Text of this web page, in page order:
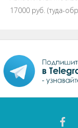
17000 руб. (туда-